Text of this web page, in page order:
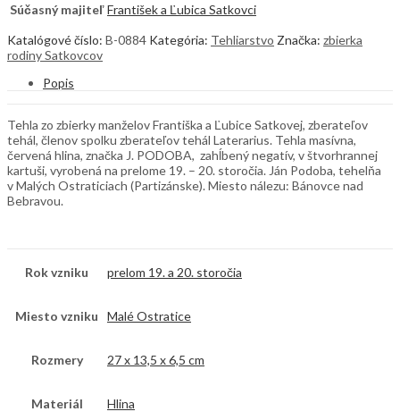
Súčasný majiteľ František a Ľubica Satkovci
Katalógové číslo: B-0884 Kategória: Tehliarstvo Značka: zbierka
rodiny Satkovcov
Popis
Tehla zo zbierky manželov Františka a Ľubice Satkovej, zberateľov
tehál, členov spolku zberateľov tehál Laterarius. Tehla masívna,
červená hlina, značka J. PODOBA, zahĺbený negatív, v štvorhrannej
kartuši, vyrobená na prelome 19. – 20. storočia. Ján Podoba, tehelňa
v Malých Ostraticiach (Partizánske). Miesto nálezu: Bánovce nad
Bebravou.
Rok vzniku prelom 19. a 20. storočia
Miesto vzniku Malé Ostratice
Rozmery 27 x 13,5 x 6,5 cm
Materiál Hlina